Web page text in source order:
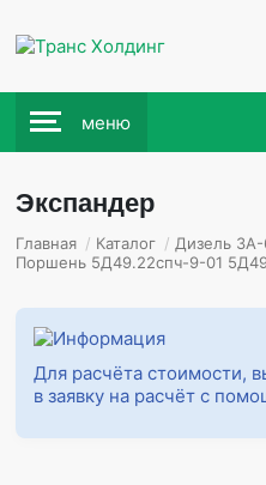
меню
Экспандер
Главная / Каталог / Дизель
Поршень 5Д49.22спч-9-01
Для расчёта стоимости,
в заявку на расчёт с